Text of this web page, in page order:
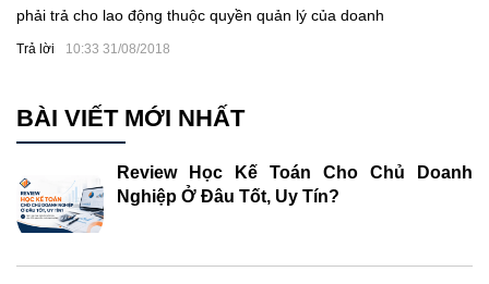
phải trả cho lao động thuộc quyền quản lý của doanh
Trả lời 10:33 31/08/2018
BÀI VIẾT MỚI NHẤT
Review Học Kế Toán Cho Chủ Doanh
Nghiệp Ở Đâu Tốt, Uy Tín?